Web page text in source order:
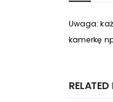
Uwaga:
kamerkę